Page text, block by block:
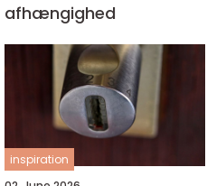
afhængighed
inspiration